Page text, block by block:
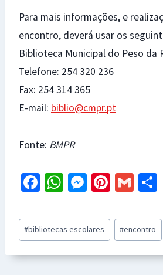
Para mais informações, e
encontro, deverá usar os
Biblioteca Municipal do Peso da
Telefone: 254 320 236
Fax: 254 314 365
E-mail: biblio@cmpr.pt
Fonte: BMPR
Fa
b
o
o
W
at
sA
p
M
se
n
ge
Pi
er
es
t
G
ai
l
Post
Tags:
#bibliotecas escolares #encontro